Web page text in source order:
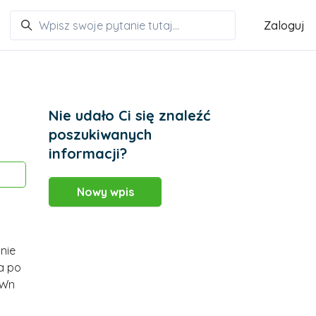
Zaloguj
po
Nie udało Ci się znaleźć
poszukiwanych
informacji?
Nowy wpis